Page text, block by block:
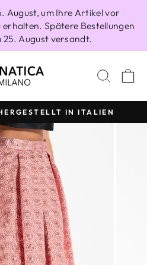
August, um Ihre Artikel vor
erhalten. Spätere Bestellungen
25. August versandt.
Pause
Diashow
IN ITALIEN